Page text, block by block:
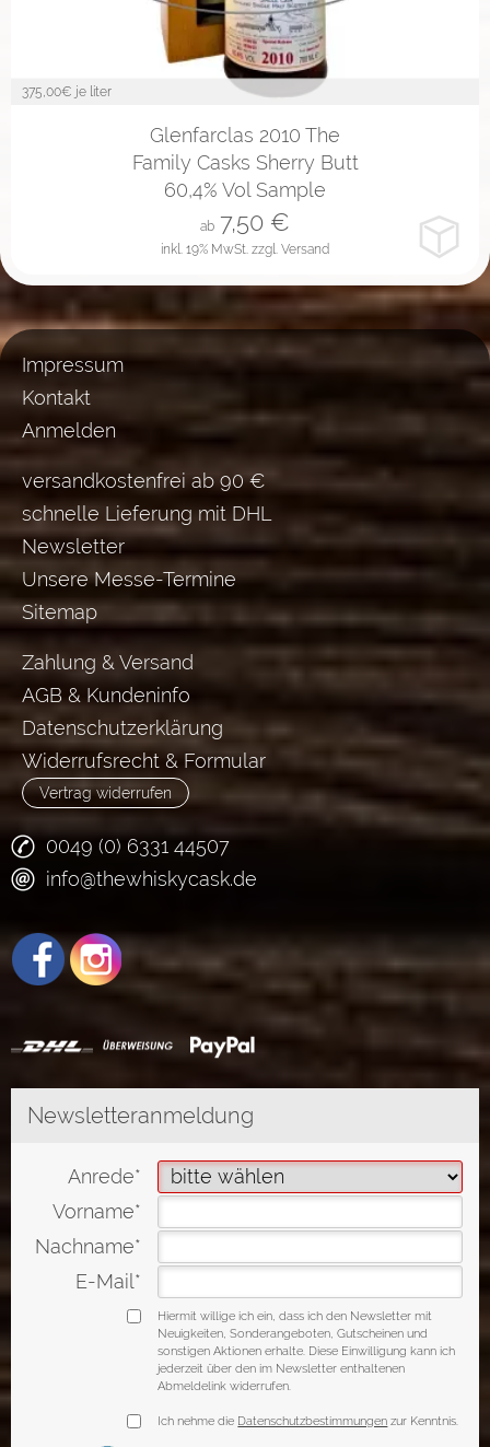
375,00€ je liter
Glenfarclas 2010 The
Family Casks Sherry Butt
60,4% Vol Sample
inkl. 19% MwSt. zzgl. Versand
ab 7,50 €
Impressum
Kontakt
Anmelden
versandkostenfrei ab 90 €
schnelle Lieferung mit DHL
Newsletter
Unsere Messe-Termine
Sitemap
Zahlung & Versand
AGB & Kundeninfo
Datenschutzerklärung
Widerrufsrecht & Formular
Vertrag widerrufen
0049 (0) 6331 44507
info@thewhiskycask.de